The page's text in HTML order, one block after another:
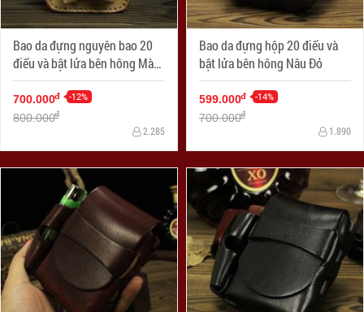
Bao da đựng nguyên bao 20
điếu và bật lửa bên hông Màu
Da
700.000đ -12%
800.000đ
2.285
Bao da đựng hộp 20 điếu và
bật lửa bên hông Nâu Đỏ
599.000đ -14%
700.000đ
1.890